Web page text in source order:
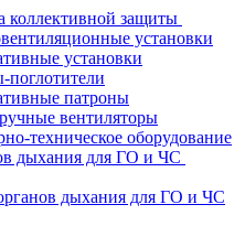
коллективной защиты
установки
установки
поглотители
патроны
вентиляторы
техническое оборудование
дыхания для ГО и ЧС
дыхания для ГО и ЧС